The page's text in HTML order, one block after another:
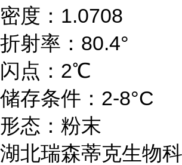
密度：1.0708
折射率：80.4°
闪点：2℃
储存条件：2-8°C
形态：粉末
湖北瑞森蒂克生物